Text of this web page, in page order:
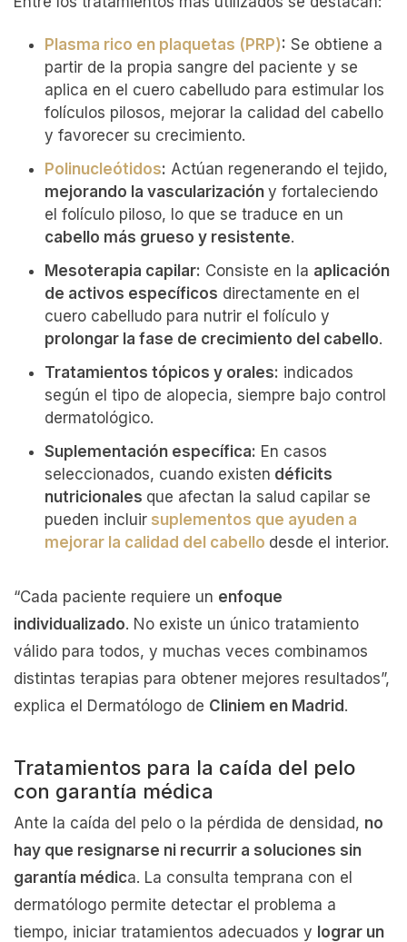
Plasma rico en plaquetas (PRP): Se obtiene a
partir de la propia sangre del paciente y se
aplica en el cuero cabelludo para estimular los
folículos pilosos, mejorar la calidad del cabello
y favorecer su crecimiento.
Polinucleótidos: Actúan regenerando el tejido,
mejorando la vascularización y fortaleciendo
el folículo piloso, lo que se traduce en un
cabello más grueso y resistente.
Mesoterapia capilar: Consiste en la aplicación
de activos específicos directamente en el
cuero cabelludo para nutrir el folículo y
prolongar la fase de crecimiento del cabello.
Tratamientos tópicos y orales: indicados
según el tipo de alopecia, siempre bajo control
dermatológico.
Suplementación específica: En casos
seleccionados, cuando existen déficits
nutricionales que afectan la salud capilar se
pueden incluir suplementos que ayuden a
mejorar la calidad del cabello desde el interior.
“Cada paciente requiere un enfoque
individualizado. No existe un único tratamiento
válido para todos, y muchas veces combinamos
distintas terapias para obtener mejores resultados”,
explica el Dermatólogo de Cliniem en Madrid .
Tratamientos para la caída del pelo
con garantía médica
Ante la caída del pelo o la pérdida de densidad, no
hay que resignarse ni recurrir a soluciones sin
garantía médica. La consulta temprana con el
dermatólogo permite detectar el problema a
tiempo, iniciar tratamientos adecuados y lograr un